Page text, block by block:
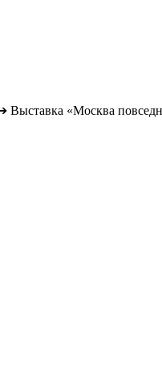
Выставка «Москва